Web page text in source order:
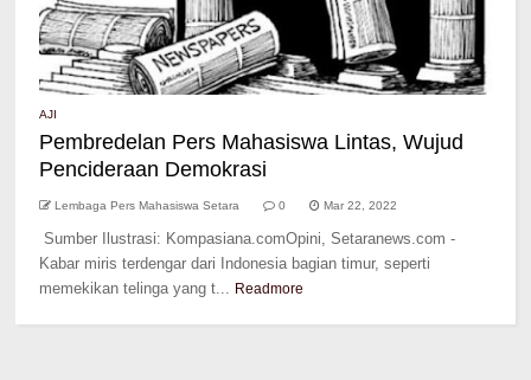
AJI
Pembredelan Pers Mahasiswa Lintas, Wujud
Pencideraan Demokrasi
Lembaga Pers Mahasiswa Setara 0 Mar 22, 2022
Sumber Ilustrasi: Kompasiana.comOpini, Setaranews.com -
Kabar miris terdengar dari Indonesia bagian timur, seperti
memekikan telinga yang t... Readmore